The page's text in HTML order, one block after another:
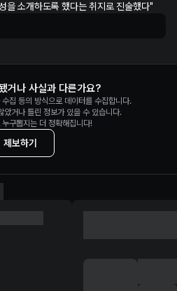
을 소개하도록 했다는 취지로 진술했다"
거나 사실과 다른가요?
집 등의 방식으로 데이터를 수집합니다.
았거나 틀린 정보가 있을 수 있습니다.
구뽑지는 더 정확해집니다!
제보하기